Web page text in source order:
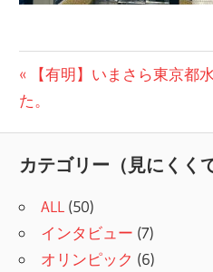
投
稿
ビ
ゲ
ー
前
の
【有明】いまさら東京都
た。
カテゴリー（見にくく
ALL (50)
インタビュー (7)
オリンピック (6)